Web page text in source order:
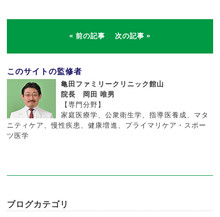
前の記事 次の記事
このサイトの監修者
亀田ファミリークリニック館山
院長 岡田 唯男
【専門分野】
家庭医療学、公衆衛生学、指導医養成、マタ
ニティケア、慢性疾患、健康増進、プライマリケア・スポー
ツ医学
ブログカテゴリ